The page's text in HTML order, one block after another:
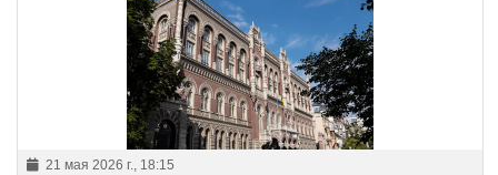
21 мая 2026 г., 18:15